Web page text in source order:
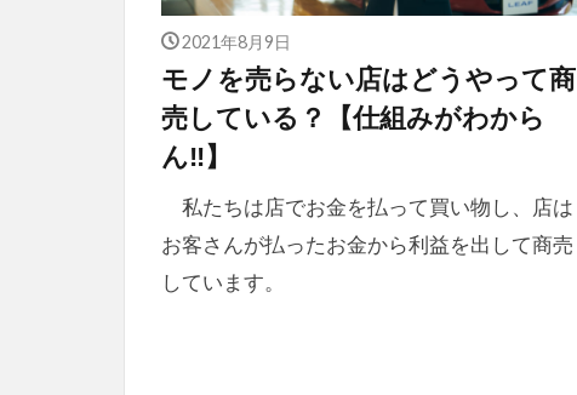
2021年8月9日
モノを売らない店はどうやって商
売している？【仕組みがわから
ん‼】
私たちは店でお金を払って買い物し、店は
お客さんが払ったお金から利益を出して商売
しています。